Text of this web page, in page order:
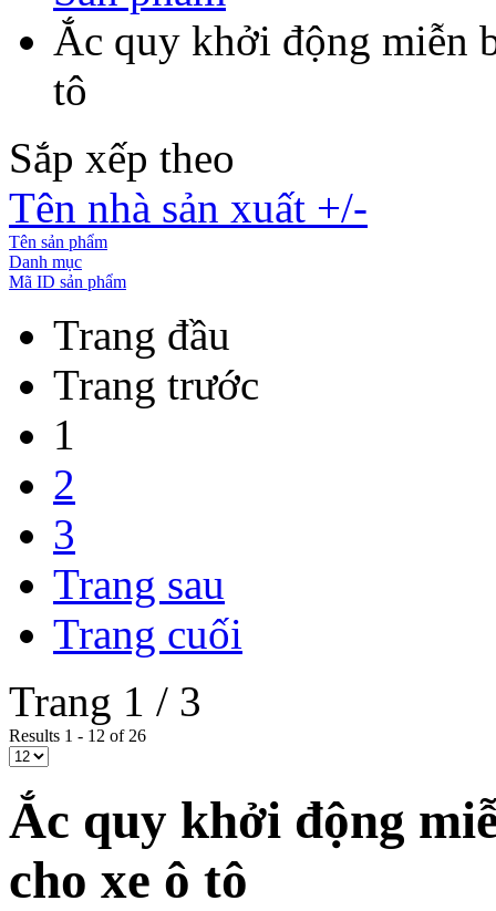
Ắc quy khởi động miễn
tô
Sắp xếp theo
Tên nhà sản xuất +/-
Tên sản phẩm
Danh mục
Mã ID sản phẩm
Trang đầu
Trang trước
1
2
3
Trang sau
Trang cuối
Trang 1 / 3
Results 1 - 12 of 26
Ắc quy khởi động
cho xe ô tô